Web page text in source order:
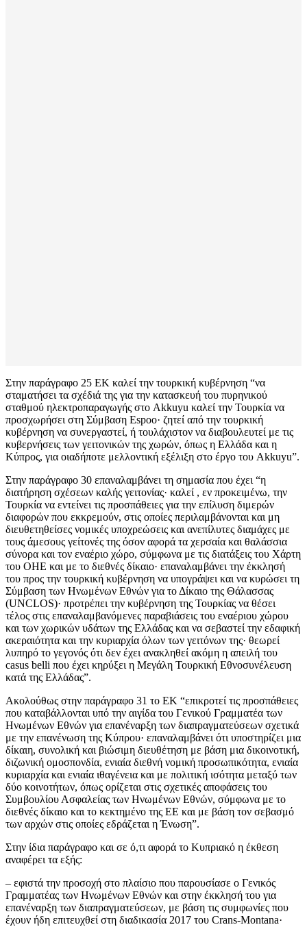
Στην παράγραφο 25 ΕΚ καλεί την τουρκική κυβέρνηση “να
σταματήσει τα σχέδιά της για την κατασκευή του πυρηνικού
σταθμού ηλεκτροπαραγωγής στο Akkuyu καλεί την Τουρκία να
προσχωρήσει στη Σύμβαση Espoo· ζητεί από την τουρκική
κυβέρνηση να συνεργαστεί, ή τουλάχιστον να διαβουλευτεί με τις
κυβερνήσεις των γειτονικών της χωρών, όπως η Ελλάδα και η
Κύπρος, για οιαδήποτε μελλοντική εξέλιξη στο έργο του Akkuyu”.
Στην παράγραφο 30 επαναλαμβάνει τη σημασία που έχει “η
διατήρηση σχέσεων καλής γειτονίας· καλεί , εν προκειμένω, την
Τουρκία να εντείνει τις προσπάθειες για την επίλυση διμερών
διαφορών που εκκρεμούν, στις οποίες περιλαμβάνονται και μη
διευθετηθείσες νομικές υποχρεώσεις και ανεπίλυτες διαμάχες με
τους άμεσους γείτονές της όσον αφορά τα χερσαία και θαλάσσια
σύνορα και τον εναέριο χώρο, σύμφωνα με τις διατάξεις του Χάρτη
του ΟΗΕ και με το διεθνές δίκαιο· επαναλαμβάνει την έκκλησή
του προς την τουρκική κυβέρνηση να υπογράψει και να κυρώσει τη
Σύμβαση των Ηνωμένων Εθνών για το Δίκαιο της Θάλασσας
(UNCLOS)· προτρέπει την κυβέρνηση της Τουρκίας να θέσει
τέλος στις επαναλαμβανόμενες παραβιάσεις του εναέριου χώρου
και των χωρικών υδάτων της Ελλάδας και να σεβαστεί την εδαφική
ακεραιότητα και την κυριαρχία όλων των γειτόνων της· θεωρεί
λυπηρό το γεγονός ότι δεν έχει ανακληθεί ακόμη η απειλή του
casus belli που έχει κηρύξει η Μεγάλη Τουρκική Εθνοσυνέλευση
κατά της Ελλάδας”.
Ακολούθως στην παράγραφο 31 το ΕΚ “επικροτεί τις προσπάθειες
που καταβάλλονται υπό την αιγίδα του Γενικού Γραμματέα των
Ηνωμένων Εθνών για επανέναρξη των διαπραγματεύσεων σχετικά
με την επανένωση της Κύπρου· επαναλαμβάνει ότι υποστηρίζει μια
δίκαιη, συνολική και βιώσιμη διευθέτηση με βάση μια δικοινοτική,
διζωνική ομοσπονδία, ενιαία διεθνή νομική προσωπικότητα, ενιαία
κυριαρχία και ενιαία ιθαγένεια και με πολιτική ισότητα μεταξύ των
δύο κοινοτήτων, όπως ορίζεται στις σχετικές αποφάσεις του
Συμβουλίου Ασφαλείας των Ηνωμένων Εθνών, σύμφωνα με το
διεθνές δίκαιο και το κεκτημένο της ΕΕ και με βάση τον σεβασμό
των αρχών στις οποίες εδράζεται η Ένωση”.
Στην ίδια παράγραφο και σε ό,τι αφορά το Κυπριακό η έκθεση
αναφέρει τα εξής:
– εφιστά την προσοχή στο πλαίσιο που παρουσίασε ο Γενικός
Γραμματέας των Ηνωμένων Εθνών και στην έκκλησή του για
επανέναρξη των διαπραγματεύσεων, με βάση τις συμφωνίες που
έχουν ήδη επιτευχθεί στη διαδικασία 2017 του Crans-Montana·